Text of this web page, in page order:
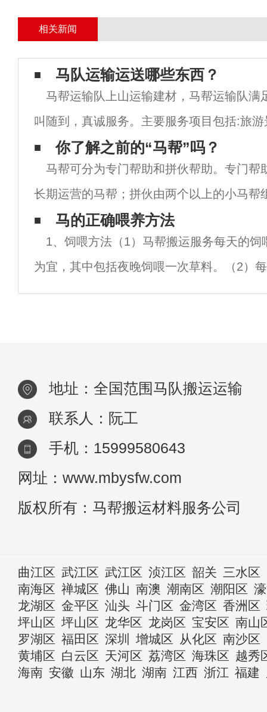
相关新闻
马队运输运送哪些东西？
马帮运输队上山运输建材，马帮运输队满
叫随到，真诚服务。主要服务项目包括:旅
运输、寺庙改造工程、电网塔材料运输、山
塔基础设施工程等。如电信基站材料运输、
你了解之前的“马帮”吗？
马帮可分为专门帮助和拼伙帮助。专门帮
长期运营的马帮；拼伙由两个以上的小马帮
特征。在这个神秘的群体中，有规则和禁忌
船走马三分命”乍一看，这句话有点不寒而
马的正确喂养方法
1、饲喂方法（1）马帮搬运服务每天的饲
为宜，其中包括夜晚饲喂一次草料。（2）
时间不宜超过8小时。（3）一半的干草料应
地址：全国范围马队搬运运输
联系人：阮工
手机：15999580643
网址：www.mbysfw.com
版权所有：马帮搬运材料服务公司
曲江区 武江区 武江区 浈江区 韶关 三水区
南海区 禅城区 佛山 南澳 潮南区 潮阳区
龙湖区 金平区 汕头 斗门区 金湾区 香洲区
坪山区 坪山区 龙华区 龙岗区 宝安区 南山
罗湖区 福田区 深圳 增城区 从化区 南沙区
黄埔区 白云区 天河区 荔湾区 海珠区 越秀
海南 安徽 山东 湖北 湖南 江西 浙江 福建